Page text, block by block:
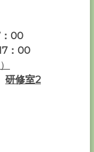
00
：00
研修室2